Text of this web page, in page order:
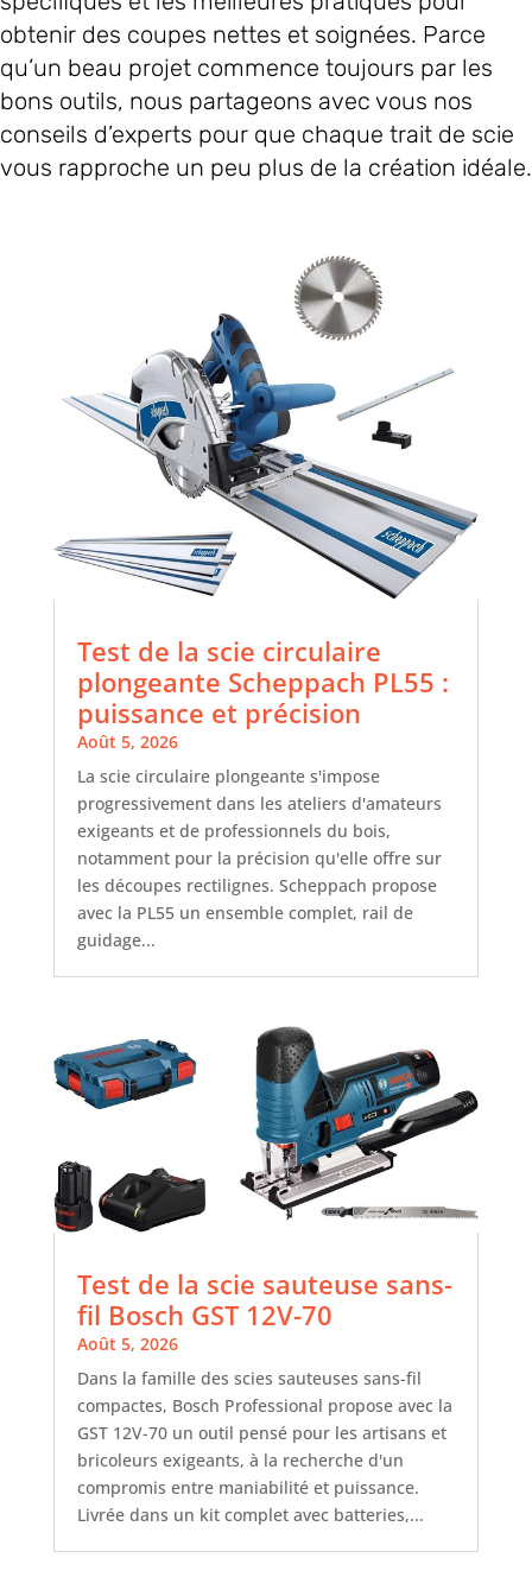
obtenir des coupes nettes et soignées. Parce
qu’un beau projet commence toujours par les
bons outils, nous partageons avec vous nos
conseils d’experts pour que chaque trait de scie
vous rapproche un peu plus de la création idéale.
Test de la scie circulaire
plongeante Scheppach PL55 :
puissance et précision
Août 5, 2026
La scie circulaire plongeante s'impose
progressivement dans les ateliers d'amateurs
exigeants et de professionnels du bois,
notamment pour la précision qu'elle offre sur
les découpes rectilignes. Scheppach propose
avec la PL55 un ensemble complet, rail de
guidage...
Test de la scie sauteuse sans-
fil Bosch GST 12V-70
Août 5, 2026
Dans la famille des scies sauteuses sans-fil
compactes, Bosch Professional propose avec la
GST 12V-70 un outil pensé pour les artisans et
bricoleurs exigeants, à la recherche d'un
compromis entre maniabilité et puissance.
Livrée dans un kit complet avec batteries,...